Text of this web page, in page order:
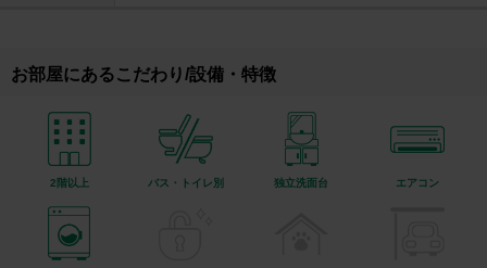
お部屋にあるこだわり/設備・特徴
2階以上 バス・トイレ別 独立洗面台 エアコン